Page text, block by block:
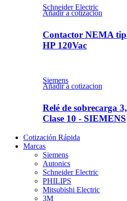
Schneider Electric
Añadir a cotizacion
Contactor NEMA
HP 120Vac
Siemens
Añadir a cotizacion
Relé de sobrecarga
Clase 10 - SIEMENS
Cotización Rápida
Marcas
Siemens
Autonics
Schneider Electric
PHILIPS
Mitsubishi Electric
3M